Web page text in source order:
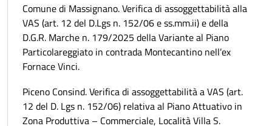
Comune di Massignano. Verifica di assoggettabilità alla
VAS (art. 12 del D.Lgs n. 152/06 e ss.mm.ii) e della
D.G.R. Marche n. 179/2025 della Variante al Piano
Particolareggiato in contrada Montecantino nell’ex
Fornace Vinci.
Piceno Consind. Verifica di assoggettabilità a VAS (art.
12 del D. Lgs n. 152/06) relativa al Piano Attuativo in
Zona Produttiva – Commerciale, Località Villa S.